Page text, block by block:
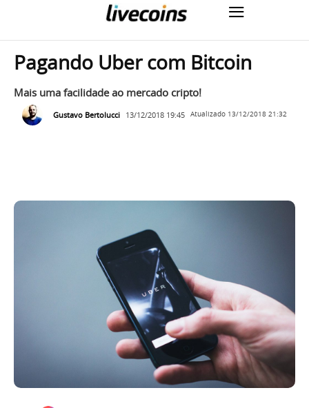
Pagando Uber com Bitcoin
Mais uma facilidade ao mercado cripto!
Gustavo Bertolucci 13/12/2018 19:45 Atualizado 13/12/2018 21:32